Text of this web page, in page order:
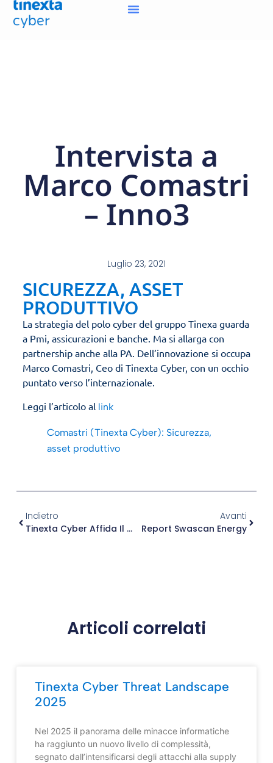
Intervista a
Marco Comastri
– Inno3
Luglio 23, 2021
SICUREZZA, ASSET
PRODUTTIVO
La strategia del polo cyber del gruppo Tinexa guarda
a Pmi, assicurazioni e banche. Ma si allarga con
partnership anche alla PA. Dell’innovazione si occupa
Marco Comastri, Ceo di Tinexta Cyber, con un occhio
puntato verso l’internazionale.
Leggi l’articolo al link
Comastri (Tinexta Cyber): Sicurezza,
asset produttivo
Indietro
Tinexta Cyber Affida Il Ruolo Di Chief Operating Officer A Fabrizio Vacca
Avanti
Report Swascan Energy
Articoli correlati
Tinexta Cyber Threat Landscape
2025
Nel 2025 il panorama delle minacce informatiche
ha raggiunto un nuovo livello di complessità,
segnato dall’intensificarsi degli attacchi alla supply